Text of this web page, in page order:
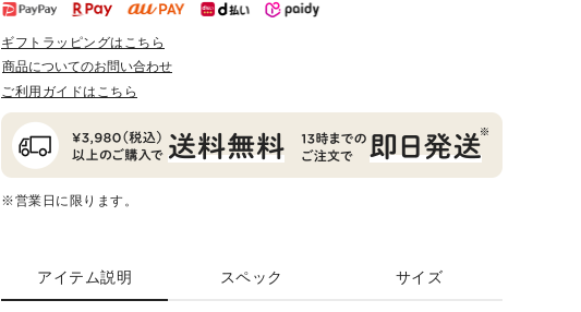
ギフトラッピングはこちら
商品についてのお問い合わせ
ご利用ガイドはこちら
※営業日に限ります。
アイテム説明 スペック サイズ